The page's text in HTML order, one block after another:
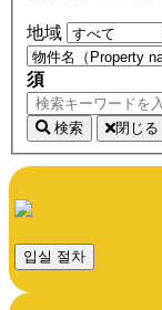
地域
須
検索 閉じる
입실 절차